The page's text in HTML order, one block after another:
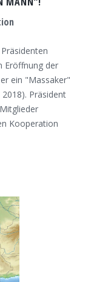
Eröffnung der
ein "Massaker"
Präsident
Kooperation